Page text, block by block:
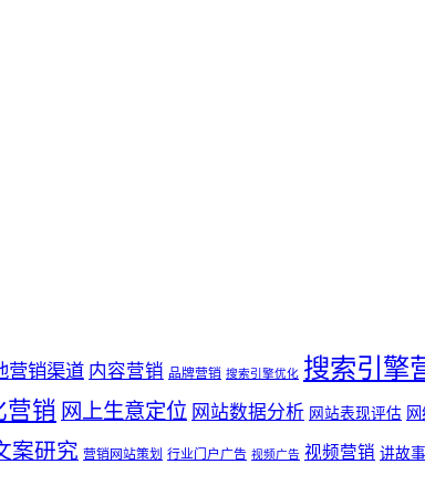
营销渠道 内容营销 品牌营销 搜索引擎优化 搜索引擎
营销 网上生意定位 网站数据分析 网站表现评估
案研究 营销网站策划 行业门户广告 视频广告 视频营销 讲故事